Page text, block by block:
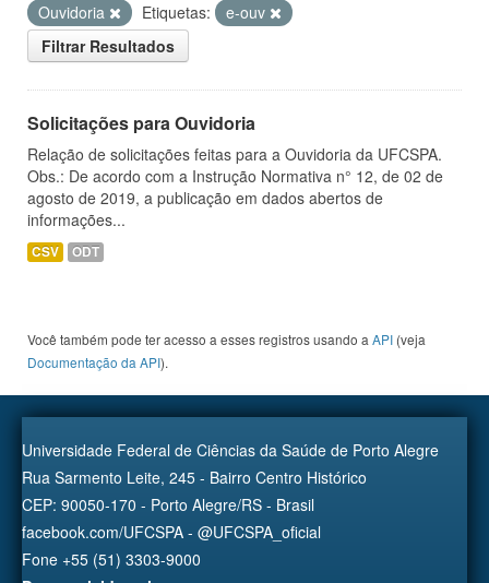
Ouvidoria
Etiquetas:
e-ouv
Filtrar Resultados
Solicitações para Ouvidoria
Relação de solicitações feitas para a Ouvidoria da UFCSPA.
Obs.: De acordo com a Instrução Normativa n° 12, de 02 de
agosto de 2019, a publicação em dados abertos de
informações...
CSV ODT
Você também pode ter acesso a esses registros usando a API (veja
Documentação da API).
Universidade Federal de Ciências da Saúde de Porto Alegre
Rua Sarmento Leite, 245 - Bairro Centro Histórico
CEP: 90050-170 - Porto Alegre/RS - Brasil
facebook.com/UFCSPA - @UFCSPA_oficial
Fone +55 (51) 3303-9000